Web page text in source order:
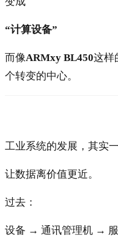
“计算设备”
而像ARMxy BL450这样
个转变的中心。
工业系统的发展，其实
让数据离价值更近。
过去：
设备 → 通讯管理机 →